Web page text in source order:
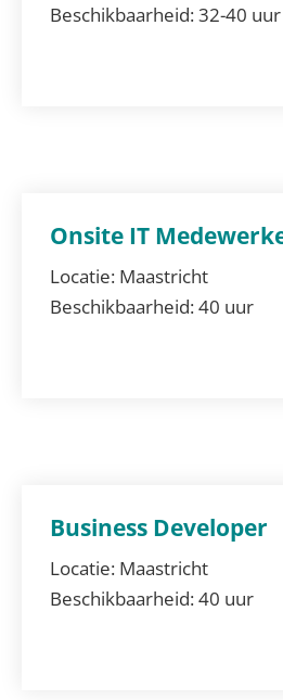
Beschikbaarheid:32-40 uur
Onsite IT
Locatie:Maastricht
Beschikbaarheid:40 uur
Business Developer
Locatie:Maastricht
Beschikbaarheid:40 uur